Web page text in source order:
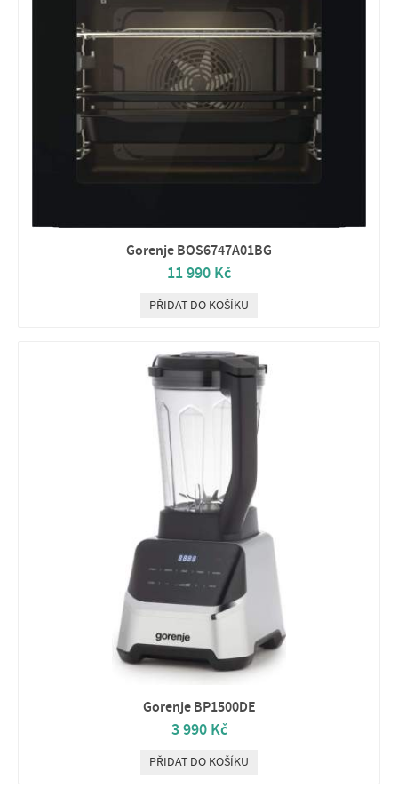
Gorenje BOS6747A01BG
11 990 Kč
PŘIDAT DO KOŠÍKU
Gorenje BP1500DE
3 990 Kč
PŘIDAT DO KOŠÍKU